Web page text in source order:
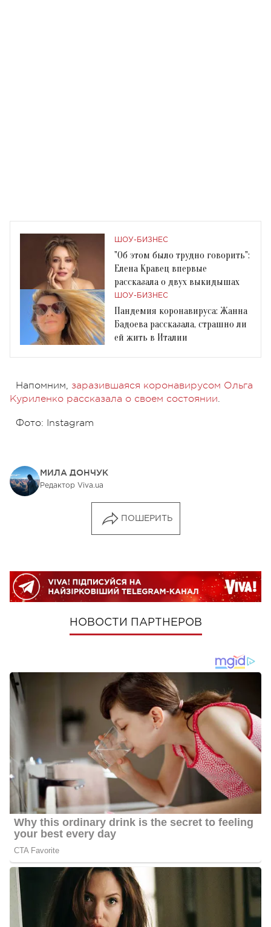
ШОУ-БИЗНЕС
"Об этом было трудно говорить":
Елена Кравец впервые
рассказала о двух выкидышах
ШОУ-БИЗНЕС
Пандемия коронавируса: Жанна
Бадоева рассказала, страшно ли
ей жить в Италии
Напомним, заразившаяся коронавирусом Ольга
Куриленко рассказала о своем состоянии.
Фото: Instagram
МИЛА ДОНЧУК
Редактор Viva.ua
ПОШЕРИТЬ
НОВОСТИ ПАРТНЕРОВ